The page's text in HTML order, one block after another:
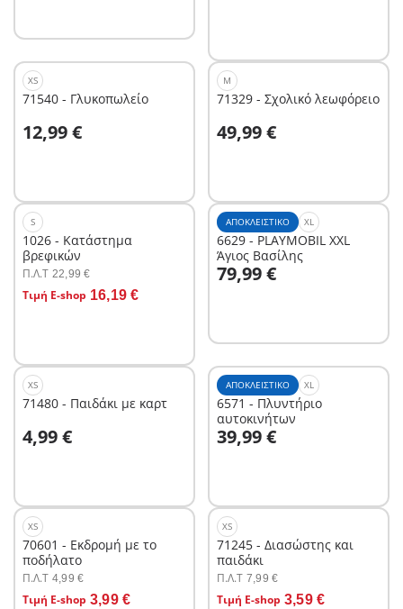
XS
71540 - Γλυκοπωλείο
12,99 €
M
71329 - Σχολικό λεωφόρειο
49,99 €
S
1026 - Κατάστημα
βρεφικών
Π.Λ.T 22,99 €
Τιμή E-shop 16,19 €
Στο καλάθι
ΑΠΟΚΛΕΙΣΤΙΚΌ XL
6629 - PLAYMOBIL XXL
Άγιος Βασίλης
79,99 €
Στο καλάθι
XS
71480 - Παιδάκι με καρτ
4,99 €
ΑΠΟΚΛΕΙΣΤΙΚΌ XL
6571 - Πλυντήριο
αυτοκινήτων
39,99 €
Στο καλάθι
XS
70601 - Εκδρομή με το
ποδήλατο
Π.Λ.T 4,99 €
Τιμή E-shop 3,99 €
Στο καλάθι
XS
71245 - Διασώστης και
παιδάκι
Π.Λ.T 7,99 €
Τιμή E-shop 3,59 €
Στο καλάθι